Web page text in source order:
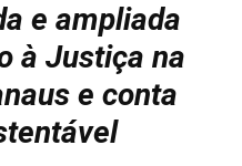
e ampliada
à Justiça na
e conta